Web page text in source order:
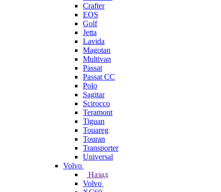
Crafter
EOS
Golf
Jetta
Lavida
Magotan
Multivan
Passat
Passat CC
Polo
Sagitar
Scirocco
Teramont
Tiguan
Touareg
Touran
Transporter
Universal
Volvo
Назад
Volvo